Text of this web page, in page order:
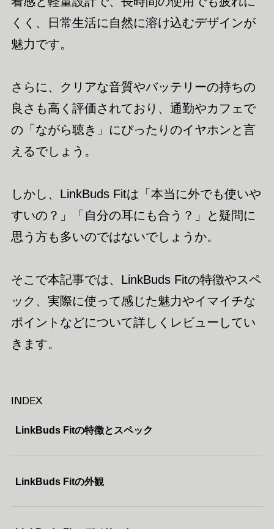
くく、日常生活に自然に溶け込むデザインが
魅力です。
さらに、クリアな音質やバッテリーの持ちの
良さも高く評価されており、通勤やカフェで
の「ながら聴き」にぴったりのイヤホンと言
えるでしょう。
しかし、LinkBuds Fitは「本当に外でも使いや
すいの？」「自分の耳にも合う？」と疑問に
思う方も多いのではないでしょうか。
そこで本記事では、LinkBuds Fitの特徴やスペ
ック、実際に使って感じた魅力やイマイチな
ポイントなどについて詳しくレビューしてい
きます。
INDEX
LinkBuds Fitの特徴とスペック
LinkBuds Fitの外観